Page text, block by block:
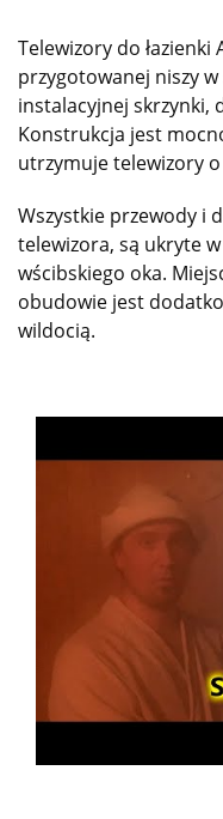
Telewizory do łazienki
przygotowanej niszy
instalacyjnej skrzynki,
Konstrukcja jest
utrzymuje telewizory
Wszystkie przewody i
telewizora, są ukryte
wścibskiego oka.
obudowie jest
wildocią.